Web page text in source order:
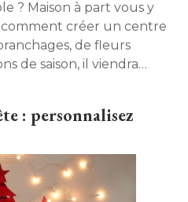
? Maison à part vous y
créer un centre
de fleurs
de saison, il viendra
: personnalisez